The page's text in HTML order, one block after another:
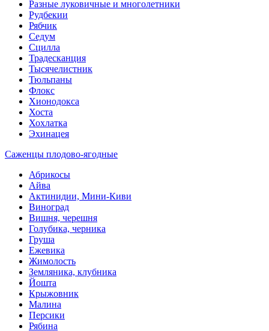
Разные луковичные и многолетники
Рудбекии
Рябчик
Седум
Сцилла
Традесканция
Тысячелистник
Тюльпаны
Флокс
Хионодокса
Хоста
Хохлатка
Эхинацея
Саженцы плодово-ягодные
Абрикосы
Айва
Актинидии, Мини-Киви
Виноград
Вишня, черешня
Голубика, черника
Груша
Ежевика
Жимолость
Земляника, клубника
Йошта
Крыжовник
Малина
Персики
Рябина